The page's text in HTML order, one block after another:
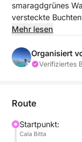
smaragdgrünes
versteckte
Kreuzfahrt startet
Landschaften,
mediterraner
Mit ihrer
Kreuzfahrt ein
ein Genuss für
Mehr lesen
Organisiert
Verifiziertes
Route
Startpunkt:
Cala Bitta